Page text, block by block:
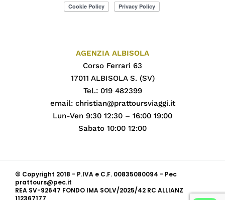
AGENZIA ALBISOLA
Corso Ferrari 63
17011 ALBISOLA S. (SV)
Tel.: 019 482399
email: christian@prattoursviaggi.it
Lun-Ven 9:30 12:30 – 16:00 19:00
Sabato 10:00 12:00
© Copyright 2018 - P.IVA e C.F. 00835080094 - Pec
prattours@pec.it
REA SV-92647 FONDO IMA SOLV/2025/42 RC ALLIANZ